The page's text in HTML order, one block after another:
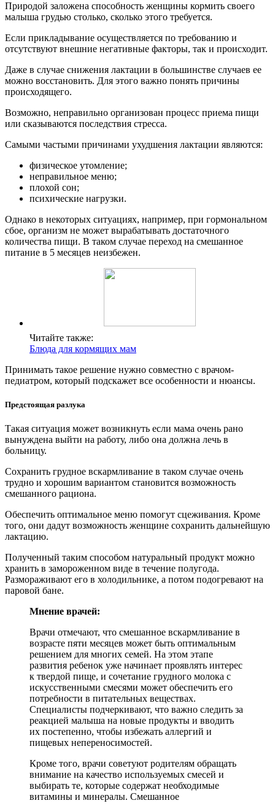
Природой заложена способность женщины кормить своего
малыша грудью столько, сколько этого требуется.
Если прикладывание осуществляется по требованию и
отсутствуют внешние негативные факторы, так и происходит.
Даже в случае снижения лактации в большинстве случаев ее
можно восстановить. Для этого важно понять причины
происходящего.
Возможно, неправильно организован процесс приема пищи
или сказываются последствия стресса.
Самыми частыми причинами ухудшения лактации являются:
физическое утомление;
неправильное меню;
плохой сон;
психические нагрузки.
Однако в некоторых ситуациях, например, при гормональном
сбое, организм не может вырабатывать достаточного
количества пищи. В таком случае переход на смешанное
питание в 5 месяцев неизбежен.
Читайте также:
Блюда для кормящих мам
Принимать такое решение нужно совместно с врачом-
педиатром, который подскажет все особенности и нюансы.
Предстоящая разлука
Такая ситуация может возникнуть если мама очень рано
вынуждена выйти на работу, либо она должна лечь в
больницу.
Сохранить грудное вскармливание в таком случае очень
трудно и хорошим вариантом становится возможность
смешанного рациона.
Обеспечить оптимальное меню помогут сцеживания. Кроме
того, они дадут возможность женщине сохранить дальнейшую
лактацию.
Полученный таким способом натуральный продукт можно
хранить в замороженном виде в течение полугода.
Размораживают его в холодильнике, а потом подогревают на
паровой бане.
Мнение врачей:
Врачи отмечают, что смешанное вскармливание в
возрасте пяти месяцев может быть оптимальным
решением для многих семей. На этом этапе
развития ребенок уже начинает проявлять интерес
к твердой пище, и сочетание грудного молока с
искусственными смесями может обеспечить его
потребности в питательных веществах.
Специалисты подчеркивают, что важно следить за
реакцией малыша на новые продукты и вводить
их постепенно, чтобы избежать аллергий и
пищевых непереносимостей.
Кроме того, врачи советуют родителям обращать
внимание на качество используемых смесей и
выбирать те, которые содержат необходимые
витамины и минералы. Смешанное